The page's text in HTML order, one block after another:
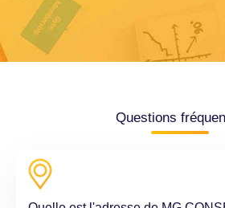
Questions